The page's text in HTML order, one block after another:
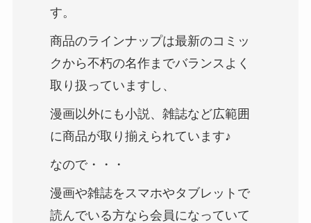
す。
商品のラインナップは最新のコミッ
クから不朽の名作までバランスよく
取り扱っていますし、
漫画以外にも小説、雑誌など広範囲
に商品が取り揃えられています♪
なので・・・
漫画や雑誌をスマホやタブレットで
読んでいる方なら会員になっていて